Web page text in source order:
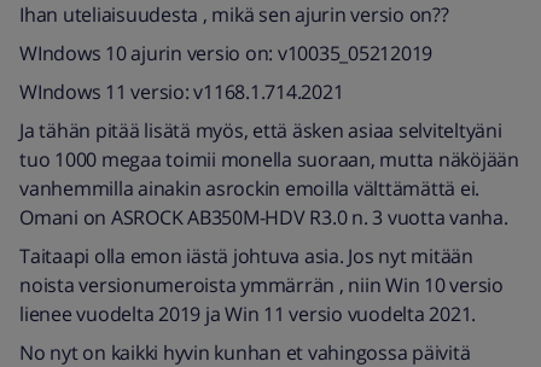
Ihan uteliaisuudesta , mikä sen ajurin versio on??
WIndows 10 ajurin versio on: v10035_05212019
WIndows 11 versio: v1168.1.714.2021
Ja tähän pitää lisätä myös, että äsken asiaa selviteltyäni
tuo 1000 megaa toimii monella suoraan, mutta näköjään
vanhemmilla ainakin asrockin emoilla välttämättä ei.
Omani on ASROCK AB350M-HDV R3.0 n. 3 vuotta vanha.
Taitaapi olla emon iästä johtuva asia. Jos nyt mitään
noista versionumeroista ymmärrän , niin Win 10 versio
lienee vuodelta 2019 ja Win 11 versio vuodelta 2021.
No nyt on kaikki hyvin kunhan et vahingossa päivitä